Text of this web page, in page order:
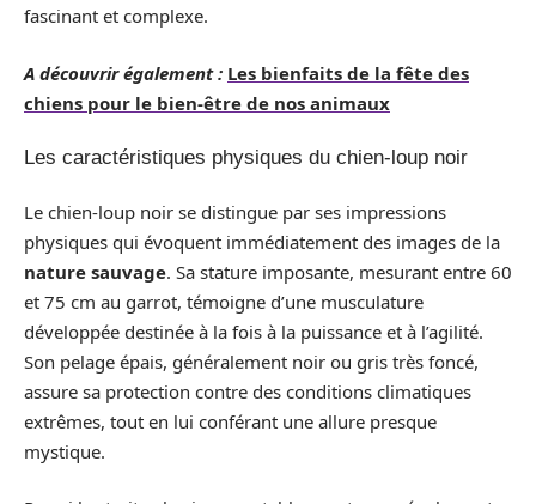
fascinant et complexe.
A découvrir également : Les bienfaits de la fête des
chiens pour le bien-être de nos animaux
Les caractéristiques physiques du chien-loup noir
Le chien-loup noir se distingue par ses impressions
physiques qui évoquent immédiatement des images de la
nature sauvage. Sa stature imposante, mesurant entre 60
et 75 cm au garrot, témoigne d’une musculature
développée destinée à la fois à la puissance et à l’agilité.
Son pelage épais, généralement noir ou gris très foncé,
assure sa protection contre des conditions climatiques
extrêmes, tout en lui conférant une allure presque
mystique.